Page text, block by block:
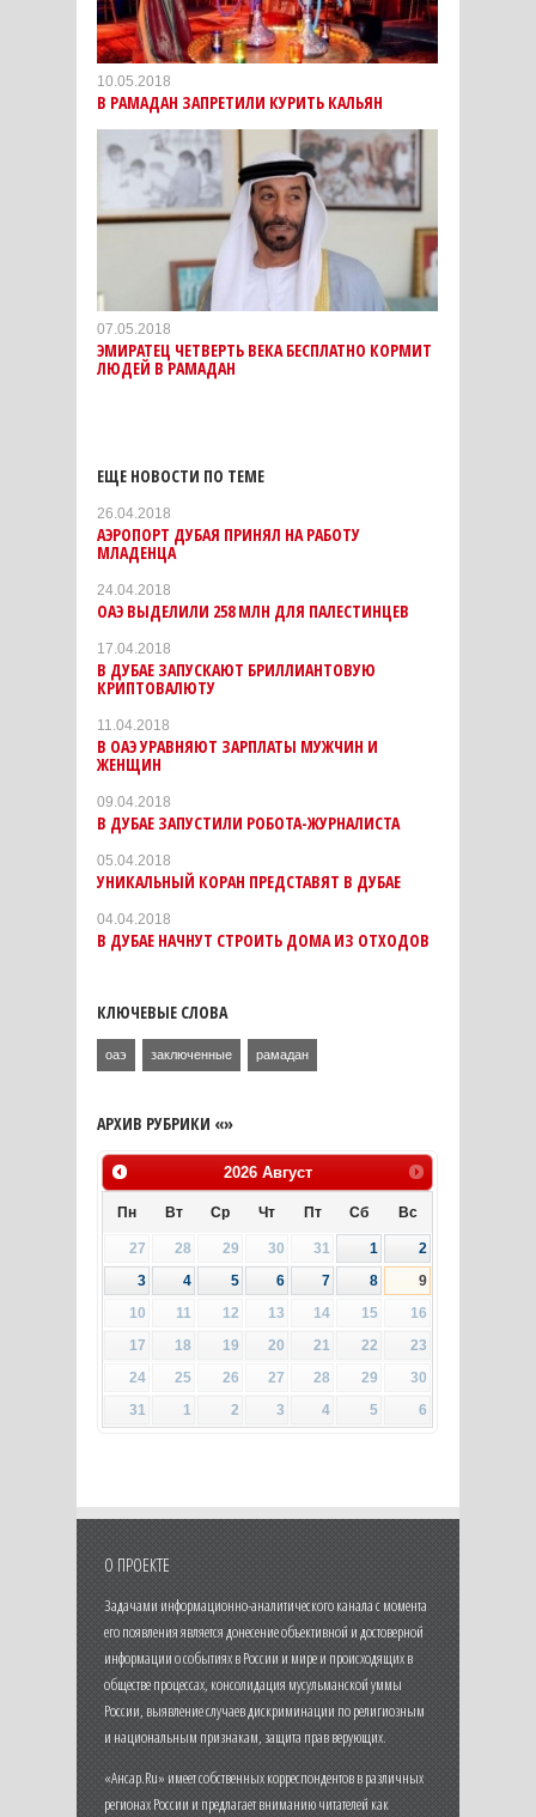
10.05.2018
В РАМАДАН ЗАПРЕТИЛИ КУРИТЬ КАЛЬЯН
07.05.2018
ЭМИРАТЕЦ ЧЕТВЕРТЬ ВЕКА БЕСПЛАТНО КОРМИТ
ЛЮДЕЙ В РАМАДАН
ЕЩЕ НОВОСТИ ПО ТЕМЕ
26.04.2018
АЭРОПОРТ ДУБАЯ ПРИНЯЛ НА РАБОТУ
МЛАДЕНЦА
24.04.2018
ОАЭ ВЫДЕЛИЛИ 258 МЛН ДЛЯ ПАЛЕСТИНЦЕВ
17.04.2018
В ДУБАЕ ЗАПУСКАЮТ БРИЛЛИАНТОВУЮ
КРИПТОВАЛЮТУ
11.04.2018
В ОАЭ УРАВНЯЮТ ЗАРПЛАТЫ МУЖЧИН И
ЖЕНЩИН
09.04.2018
В ДУБАЕ ЗАПУСТИЛИ РОБОТА-ЖУРНАЛИСТА
05.04.2018
УНИКАЛЬНЫЙ КОРАН ПРЕДСТАВЯТ В ДУБАЕ
04.04.2018
В ДУБАЕ НАЧНУТ СТРОИТЬ ДОМА ИЗ ОТХОДОВ
КЛЮЧЕВЫЕ СЛОВА
оаэ заключенные рамадан
АРХИВ РУБРИКИ «»
2026 Август
Пн Вт Ср Чт Пт Сб Вс
27 28 29 30 31 1
2
3
4 5 6 7 8
9
10
11 12 13 14 15
16
17
18 19 20 21 22
23
24
25 26 27 28 29
30
31
1 2 3 4 5 6
О ПРОЕКТЕ
Задачами информационно-аналитического канала с момента
его появления является донесение объективной и достоверной
информации о событиях в России и мире и происходящих в
обществе процессах, консолидация мусульманской уммы
России, выявление случаев дискриминации по религиозным
и национальным признакам, защита прав верующих.
«Ансар.Ru» имеет собственных корреспондентов в различных
регионах России и предлагает вниманию читателей как